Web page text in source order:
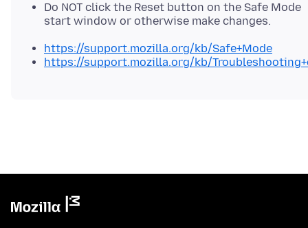
Do NOT click the Reset button on the Safe Mode
start window or otherwise make changes.
https://support.mozilla.org/kb/Safe+Mode
https://support.mozilla.org/kb/